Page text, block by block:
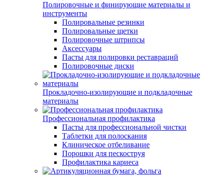
Полировочные и финирующие материалы и
инструменты
Полировальные резинки
Полировальные щетки
Полировочные штрипсы
Аксессуары
Пасты для полировки реставраций
Полировочные диски
Прокладочно-изолирующие и подкладочные
материалы
Профессиональная профилактика
Пасты для профессиональной чистки
Таблетки для полоскания
Клиническое отбеливание
Порошки для пескоструя
Профилактика кариеса